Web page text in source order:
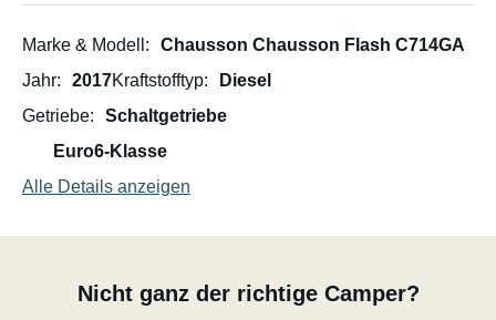
Marke & Modell
Chausson Chausson Flash C714GA
Jahr
2017Kraftstofftyp
Diesel
Getriebe
Schaltgetriebe
Euro6-Klasse
Alle Details anzeigen
Nicht ganz der richtige Camper?